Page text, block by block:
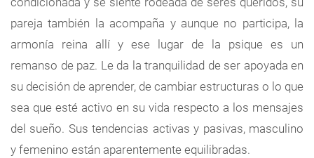
pareja también la acompaña y aunque no participa, la
armonía reina allí y ese lugar de la psique es un
remanso de paz. Le da la tranquilidad de ser apoyada en
su decisión de aprender, de cambiar estructuras o lo que
sea que esté activo en su vida respecto a los mensajes
del sueño. Sus tendencias activas y pasivas, masculino
y femenino están aparentemente equilibradas.